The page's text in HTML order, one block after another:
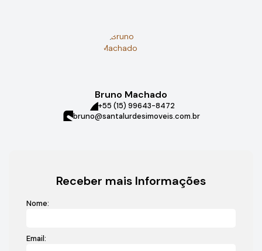
Bruno Machado
+55 (15) 99643-8472
bruno@santalurdesimoveis.com.br
Receber mais Informações
Nome:
Email: